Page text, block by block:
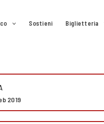
Sostieni
Biglietteria
2019